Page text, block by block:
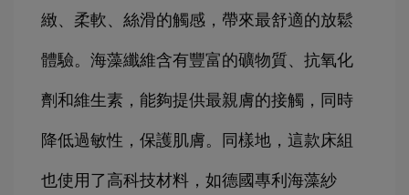
緻、柔軟、絲滑的觸感，帶來最舒適的放鬆
體驗。海藻纖維含有豐富的礦物質、抗氧化
劑和維生素，能夠提供最親膚的接觸，同時
降低過敏性，保護肌膚。同樣地，這款床組
也使用了高科技材料，如德國專利海藻紗